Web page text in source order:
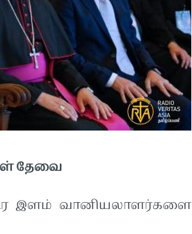
தேவை
இளம் வானியலாளர்களை